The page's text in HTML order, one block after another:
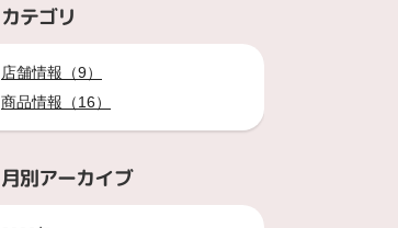
カテゴリ
店舗情報（9）
商品情報（16）
月別アーカイブ